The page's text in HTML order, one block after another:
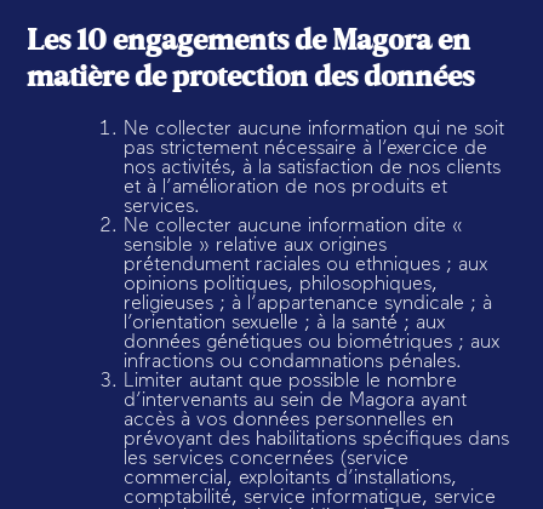
Les 10 engagements de Magora en
matière de protection des données
Ne collecter aucune information qui ne soit
pas strictement nécessaire à l’exercice de
nos activités, à la satisfaction de nos clients
et à l’amélioration de nos produits et
services.
Ne collecter aucune information dite «
sensible » relative aux origines
prétendument raciales ou ethniques ; aux
opinions politiques, philosophiques,
religieuses ; à l’appartenance syndicale ; à
l’orientation sexuelle ; à la santé ; aux
données génétiques ou biométriques ; aux
infractions ou condamnations pénales.
Limiter autant que possible le nombre
d’intervenants au sein de Magora ayant
accès à vos données personnelles en
prévoyant des habilitations spécifiques dans
les services concernées (service
commercial, exploitants d’installations,
comptabilité, service informatique, service